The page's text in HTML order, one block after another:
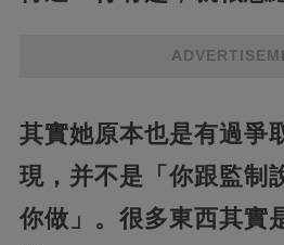
其實她原本也是有過爭
現，并不是「你跟監制
你做」。很多東西其實